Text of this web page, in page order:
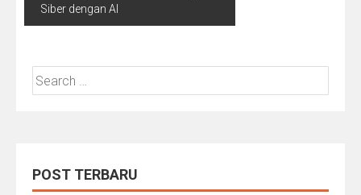
Siber dengan AI
Search
for:
POST TERBARU